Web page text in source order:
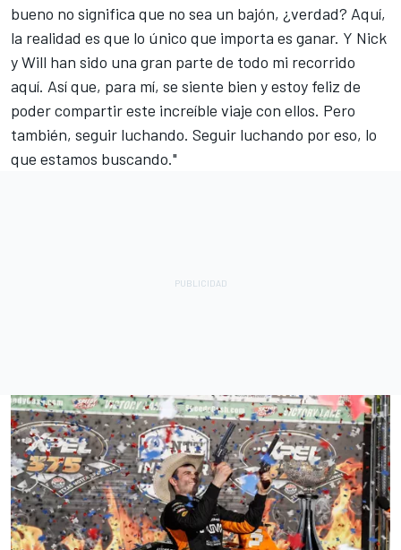
bueno no significa que no sea un bajón, ¿verdad? Aquí,
la realidad es que lo único que importa es ganar. Y Nick
y Will han sido una gran parte de todo mi recorrido
aquí. Así que, para mí, se siente bien y estoy feliz de
poder compartir este increíble viaje con ellos. Pero
también, seguir luchando. Seguir luchando por eso, lo
que estamos buscando."